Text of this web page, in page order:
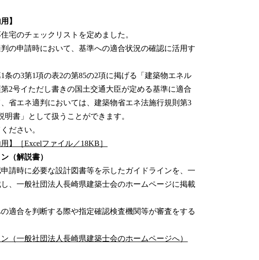
】
宅のチェックリストを定めました。
の申請時において、基準への適合状況の確認に活用す
の3第1項の表2の第85の2項に掲げる「建築物エネル
2号イただし書きの国土交通大臣が定める基準に適合
省エネ適判においては、建築物省エネ法施行規則第3
書」として扱うことができます。
ださい。
】［Excelファイル／18KB］
（解説書）
請時に必要な設計図書等を示したガイドラインを、一
、一般社団法人長崎県建築士会のホームページに掲載
適合を判断する際や指定確認検査機関等が審査をする
（一般社団法人長崎県建築士会のホームページへ）